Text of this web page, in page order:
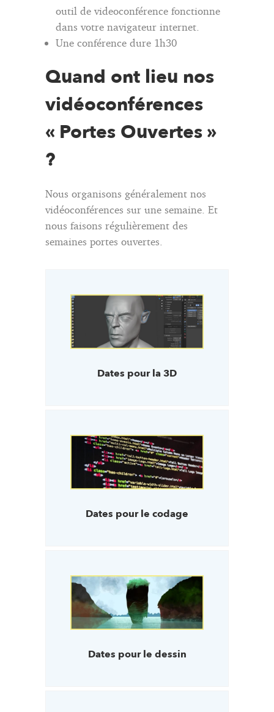
outil de videoconférence fonctionne
dans votre navigateur internet.
Une conférence dure 1h30
Quand ont lieu nos
vidéoconférences
« Portes Ouvertes »
?
Nous organisons généralement nos
vidéoconférences sur une semaine. Et
nous faisons régulièrement des
semaines portes ouvertes.
Dates pour la 3D
Dates pour le codage
Dates pour le dessin